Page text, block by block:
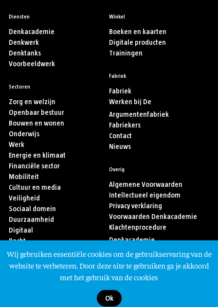
Diensten
Denkacademie
Denkwerk
Denktanks
Voorbeeldwerk
Sectoren
Zorg en welzijn
Openbaar bestuur
Bouwen en wonen
Onderwijs
Werk
Energie en klimaat
Financiële sector
Mobiliteit
Cultuur en media
Veiligheid
Sociaal domein
Duurzaamheid
Digitaal
Recht
Sport
Asiel en migratie
Winkel
Boeken en kaarten
Digitale producten
Trainingen
Fabriek
Fabriek
Werken bij De
Argumentenfabriek
Fabriekers
Contact
Nieuws
Overig
Algemene Voorwaarden
Intellectueel eigendom
Privacy verklaring
Voorwaarden Denkacademie
Klachtenprocedure
Denkacademie
Volg ons
Wij gebruiken essentiële cookies om de gebruikservaring van de
website te verbeteren. Door deze site te gebruiken ga je akkoord
met het gebruik van de cookies
Ok